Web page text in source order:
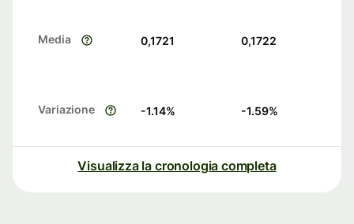
Media 0,1721 0,1722
Variazione -1.14% -1.59%
Visualizza la cronologia completa